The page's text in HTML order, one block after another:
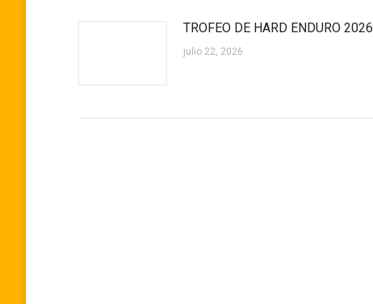
TROFEO DE HARD ENDURO 2026
julio 22, 2026